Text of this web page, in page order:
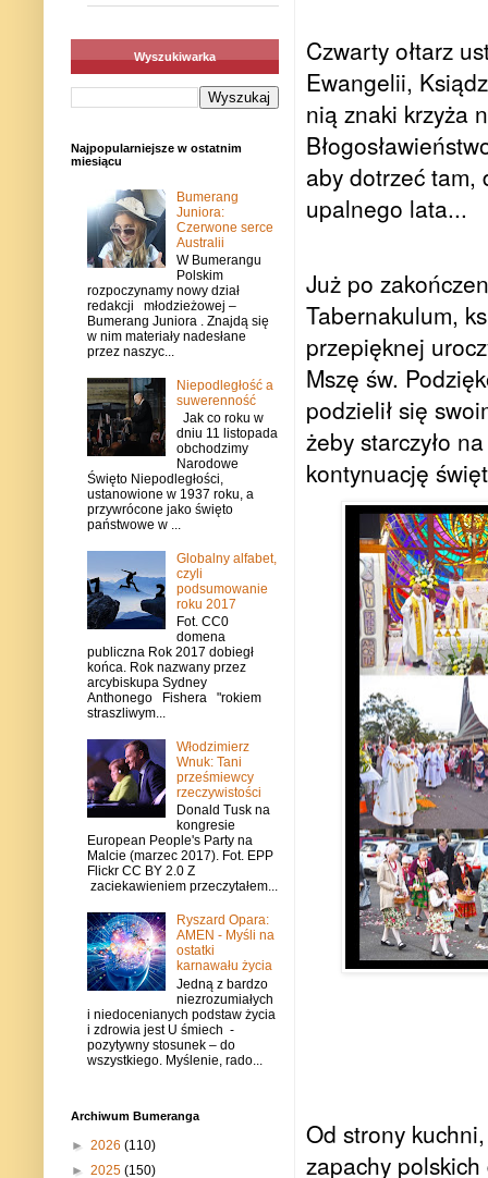
Czwarty ołtarz
Ewangelii,
nią znaki krzyża
aby dotrzeć tam,
upalnego lata...
Już po
Tabernakulum,
przepięknej
Mszę św.
podzielił się
żeby starczyło
kontynuację
Od strony
zapachy
Wyszukiwarka
Najpopularniejsze w ostatnim
miesiącu
Bumerang
Juniora:
Czerwone serce
Australii
W Bumerangu
Polskim
rozpoczynamy nowy dział
redakcji młodzieżowej –
Bumerang Juniora . Znajdą się
w nim materiały nadesłane
przez naszyc...
Niepodległość a
suwerenność
Jak co roku w
dniu 11 listopada
obchodzimy
Narodowe
Święto Niepodległości,
ustanowione w 1937 roku, a
przywrócone jako święto
państwowe w ...
Globalny alfabet,
czyli
podsumowanie
roku 2017
Fot. CC0
domena
publiczna Rok 2017 dobiegł
końca. Rok nazwany przez
arcybiskupa Sydney
Anthonego Fishera "rokiem
straszliwym...
Włodzimierz
Wnuk: Tani
prześmiewcy
rzeczywistości
Donald Tusk na
kongresie
European People's Party na
Malcie (marzec 2017). Fot. EPP
Flickr CC BY 2.0 Z
zaciekawieniem przeczytałem...
Ryszard Opara:
AMEN - Myśli na
ostatki
karnawału życia
Jedną z bardzo
niezrozumiałych
i niedocenianych podstaw życia
i zdrowia jest U śmiech -
pozytywny stosunek – do
wszystkiego. Myślenie, rado...
Archiwum Bumeranga
► 2026 (110)
► 2025 (150)